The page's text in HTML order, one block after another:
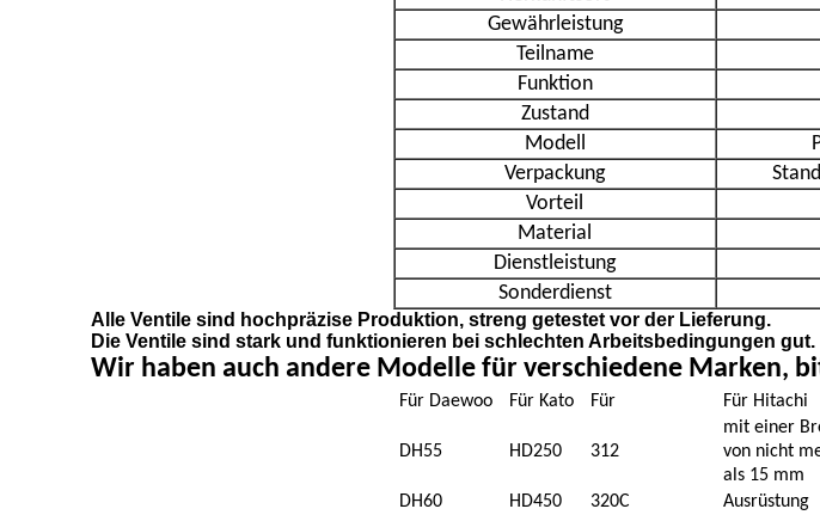
Gewährleistung
Teilname
Funktion
Zustand
Modell
Verpackung
Vorteil
Material
Dienstleistung
Sonderdienst
Alle Ventile sind hochpräzise Produktion, streng getestet vor der Lieferung.
Die Ventile sind stark und funktionieren bei schlechten Arbeitsbedingungen gut.
Wir haben auch andere Modelle für verschiedene Marken,
Für Daewoo Für Kato Für Für Hitachi
DH55 HD250 312
mit einer
von nicht
als 15 mm
DH60 HD450 320C Ausrüstung